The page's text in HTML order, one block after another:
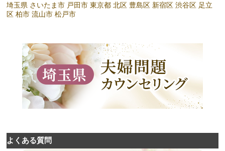
埼玉県 さいたま市 戸田市 東京都 北区 豊島区 新宿区 渋谷区 足立
区 柏市 流山市 松戸市
よくある質問